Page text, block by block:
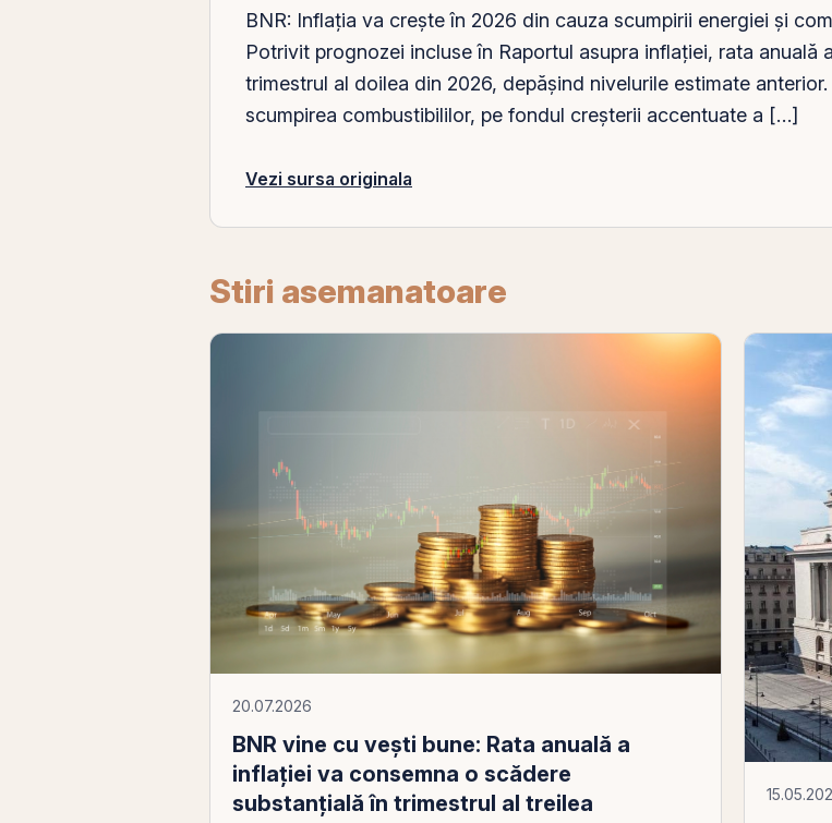
BNR: Inflația va crește în 2026 din cauza scumpirii energiei și
Potrivit prognozei incluse în Raportul asupra inflației, rata anuală
trimestrul al doilea din 2026, depășind nivelurile estimate
scumpirea combustibililor, pe fondul creșterii accentuate a […]
Vezi sursa originala
Stiri asemanatoare
20.07.2026
BNR vine cu vești bune: Rata anuală a
inflației va consemna o scădere
substanţială în trimestrul al treilea